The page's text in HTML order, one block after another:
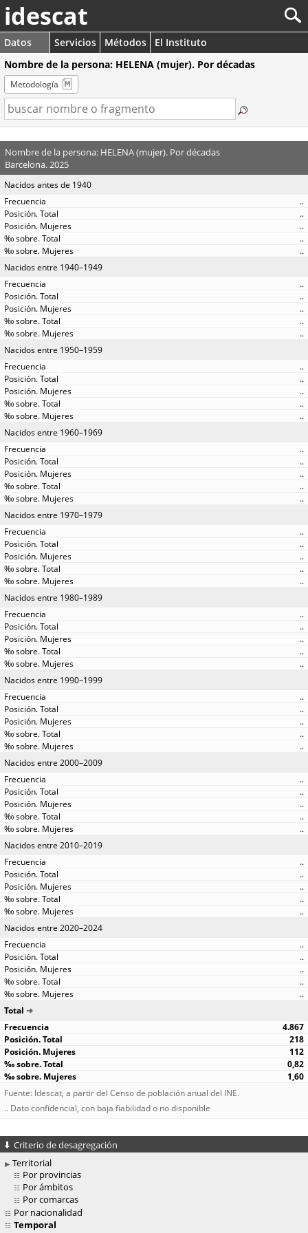
idescat
Datos Servicios Métodos
El Instituto
Nombre de la persona: HELENA (mujer). Por décadas
Metodología
Nombre de la persona: HELENA (mujer). Por décadas
Barcelona. 2025
Nacidos antes de 1940
..
..
..
..
..
Nacidos entre 1940–1949
..
..
..
..
..
Nacidos entre 1950–1959
..
..
..
..
..
Nacidos entre 1960–1969
..
..
..
..
..
Nacidos entre 1970–1979
..
..
..
..
..
Nacidos entre 1980–1989
..
..
..
..
..
Nacidos entre 1990–1999
..
..
..
..
..
Nacidos entre 2000–2009
..
..
..
..
..
Nacidos entre 2010–2019
..
..
..
..
..
Nacidos entre 2020–2024
..
..
..
..
..
Total
4.867
218
112
0,82
1,60
Fuente: Idescat, a partir del Censo de población anual del INE.
.. Dato confidencial, con baja fiabilidad o no disponible
Criterio de desagregación
Territorial
Por provincias
Por ámbitos
Por comarcas
Por nacionalidad
Temporal